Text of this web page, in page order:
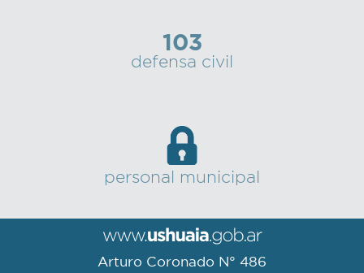
103
defensa civil
personal municipal
Arturo Coronado N° 486